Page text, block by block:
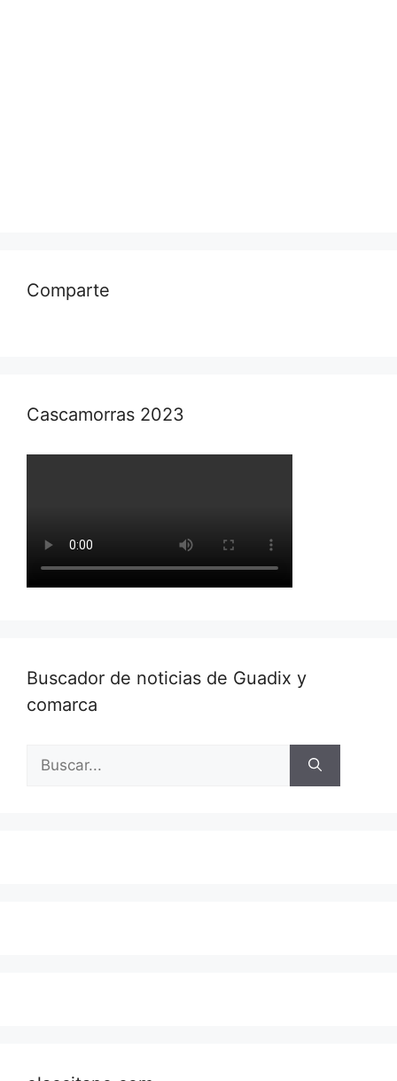
Comparte
Cascamorras 2023
Buscador de noticias de Guadix y
comarca
Buscar: